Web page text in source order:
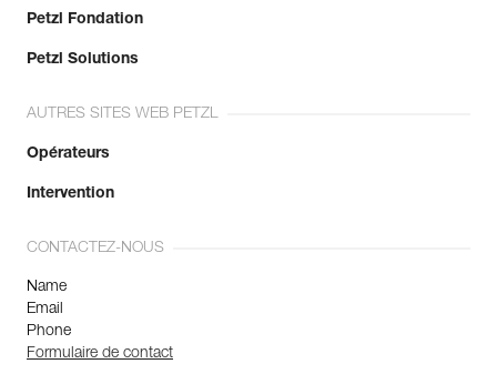
Petzl Fondation
Petzl Solutions
AUTRES SITES WEB PETZL
Opérateurs
Intervention
CONTACTEZ-NOUS
Name
Email
Phone
Formulaire de contact